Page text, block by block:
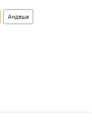
Андеша